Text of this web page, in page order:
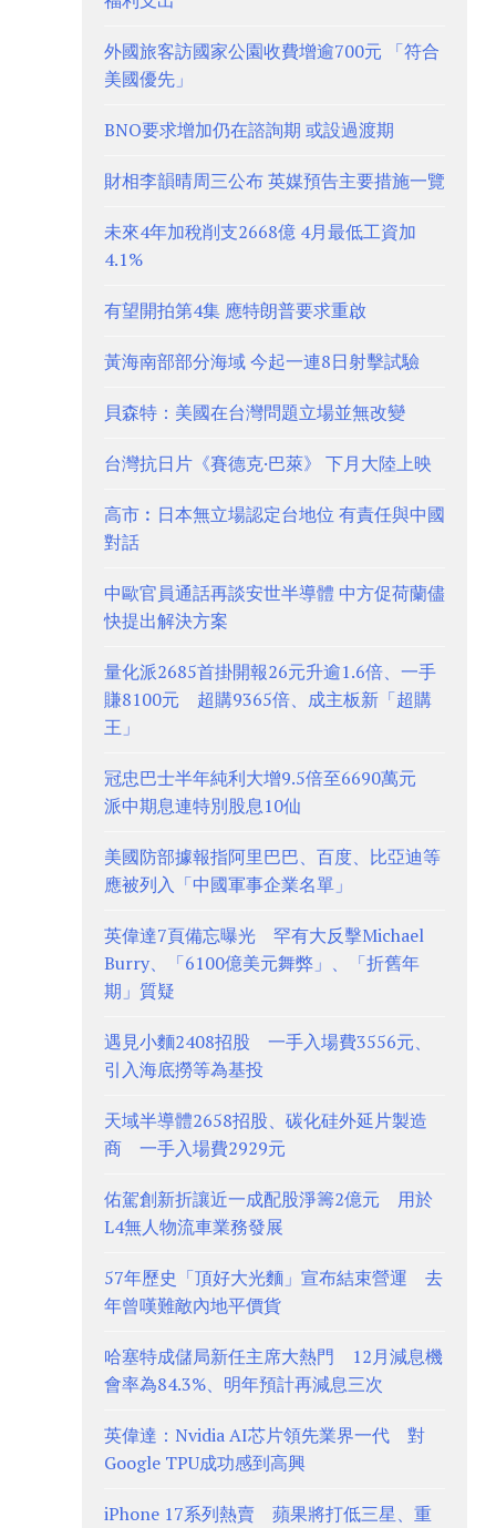
外國旅客訪國家公園收費增逾700元 「符合
美國優先」
BNO要求增加仍在諮詢期 或設過渡期
財相李韻晴周三公布 英媒預告主要措施一覽
未來4年加稅削支2668億 4月最低工資加
4.1%
有望開拍第4集 應特朗普要求重啟
黃海南部部分海域 今起一連8日射擊試驗
貝森特：美國在台灣問題立場並無改變
台灣抗日片《賽德克·巴萊》 下月大陸上映
高市︰日本無立場認定台地位 有責任與中國
對話
中歐官員通話再談安世半導體 中方促荷蘭儘
快提出解決方案
量化派2685首掛開報26元升逾1.6倍、一手
賺8100元 超購9365倍、成主板新「超購
王」
冠忠巴士半年純利大增9.5倍至6690萬元
派中期息連特別股息10仙
美國防部據報指阿里巴巴、百度、比亞迪等
應被列入「中國軍事企業名單」
英偉達7頁備忘曝光 罕有大反擊Michael
Burry、「6100億美元舞弊」、「折舊年
期」質疑
遇見小麵2408招股 一手入場費3556元、
引入海底撈等為基投
天域半導體2658招股、碳化硅外延片製造
商 一手入場費2929元
佑駕創新折讓近一成配股淨籌2億元 用於
L4無人物流車業務發展
57年歷史「頂好大光麵」宣布結束營運 去
年曾嘆難敵內地平價貨
哈塞特成儲局新任主席大熱門 12月減息機
會率為84.3%、明年預計再減息三次
英偉達：Nvidia AI芯片領先業界一代 對
Google TPU成功感到高興
iPhone 17系列熱賣 蘋果將打低三星、重